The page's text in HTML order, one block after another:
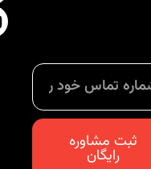
ثبت مشاوره
رایگان